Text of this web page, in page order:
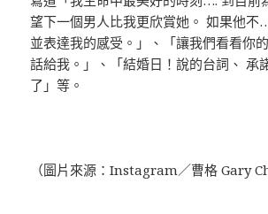
望下一個男人比我更欣賞她。 如果他
並表達我的感受。」、「讓我們看看你
話給我。」、「結婚日！說的台詞、 承
了」等。
（圖片來源：Instagram／曹格 Gary